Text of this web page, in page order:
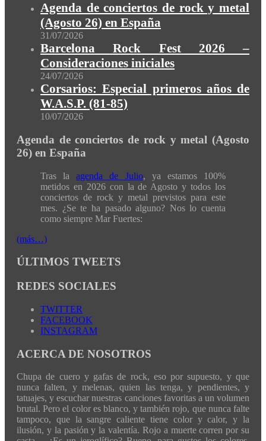
Agenda de conciertos de rock y metal
(Agosto 26) en España
31/07/2026
Barcelona Rock Fest 2026 –
Consideraciones iniciales
24/07/2026
Corsarios: Especial primeros años de
W.A.S.P. (81-85)
10/07/2026
Agenda de conciertos de rock y metal (Agosto
26) en España
Tras laagenda de Julio, ya estamos 100%
metidos en 2026 con la de Agosto y todos los
conciertos de rock y metal previstos para este
mes. ¿Se te ha pasado alguno? Nos lo cuenta
como siempre Mar Fuertes:
(más…)
ÚLTIMOS TWEETS
REDES SOCIALES
TWITTER
FACEBOOK
INSTAGRAM
ACERCA DE NOSOTROS
Chupa de cuero y gafas de rock, eso por supuesto, y que
nunca falten, y melenas, quien las tenga, y pendientes, y
tatuajes, y escuchar nuestras canciones favoritas a un volumen
brutal. Pero el color es blanco, y también rojo, que nunca falte
tampoco, que la sangre caliente tiene color y calor, y la
ilusión, y la pasión y la valentía. Rojo a muerte corren por su